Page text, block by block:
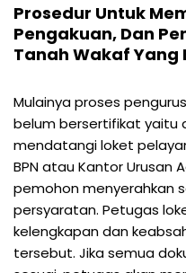
Prosedur Untuk
Pengakuan, Dan
Tanah Wakaf
Mulainya proses
belum bersertifikat yaitu
mendatangi loket
BPN atau Kantor Urusan
pemohon menyerahkan
persyaratan. Petugas
kelengkapan dan
tersebut. Jika semua